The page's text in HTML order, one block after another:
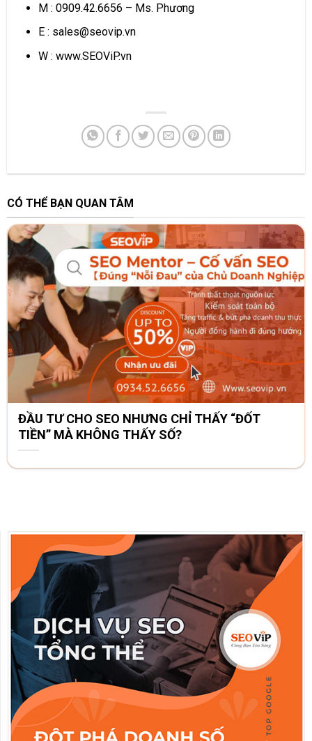
M : 0909.42.6656 – Ms. Phương
E : sales@seovip.vn
W : www.SEOViP.vn
CÓ THỂ BẠN QUAN TÂM
ĐẦU TƯ CHO SEO NHƯNG CHỈ THẤY “ĐỐT
TIỀN” MÀ KHÔNG THẤY SỐ?